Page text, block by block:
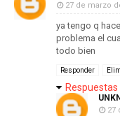
27 de marzo
ya tengo q
problema el
todo bien
Responder
Respuestas
27